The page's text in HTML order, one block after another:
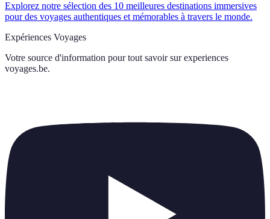
Explorez notre sélection des 10 meilleures destinations immersives
pour des voyages authentiques et mémorables à travers le monde.
Expériences Voyages
Votre source d'information pour tout savoir sur experiences
voyages.be.